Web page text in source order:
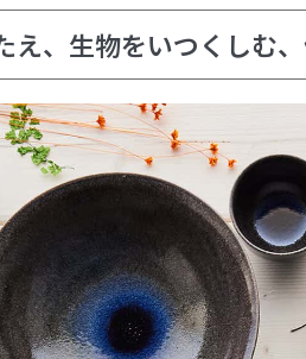
え、生物をいつくしむ